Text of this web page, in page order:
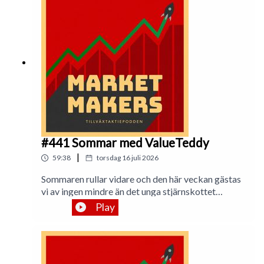
Magnus finns förstås också på
Twitter:https://twitter.com/alden_niklas https://tw
itter.com/franzen_fabian
https://twitter.com/analytikern1234
#441 Sommar med ValueTeddy
59:38 | torsdag 16 juli 2026
Sommaren rullar vidare och den här veckan gästas
vi av ingen mindre än det unga stjärnskottet
ValueTeddy! Det bjuds på kloka tankar om
värdeinvesteringar, alfa och givetvis ett par
glödheta case!—Twitter:
https://twitter.com/marketmakerspod Kontakt:
podcast@marketmakers.se Hemsida:
Play